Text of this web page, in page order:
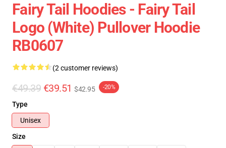
Fairy Tail Hoodies - Fairy Tail
Logo (white) Pullover Hoodie
RB0607
(2 customer reviews)
€49.39 €39.51 $42.95 -20%
Type
Unisex
Size